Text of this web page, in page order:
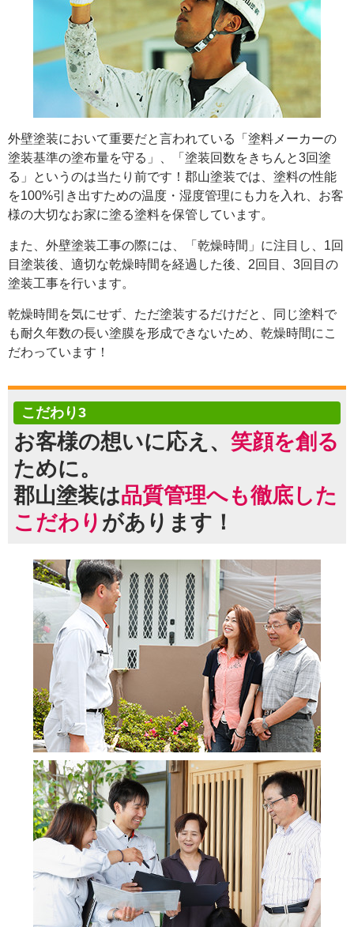
外壁塗装において重要だと言われている「塗料メーカーの
塗装基準の塗布量を守る」、「塗装回数をきちんと3回塗
る」というのは当たり前です！郡山塗装では、塗料の性能
を100%引き出すための温度・湿度管理にも力を入れ、お客
様の大切なお家に塗る塗料を保管しています。
また、外壁塗装工事の際には、「乾燥時間」に注目し、1回
目塗装後、適切な乾燥時間を経過した後、2回目、3回目の
塗装工事を行います。
乾燥時間を気にせず、ただ塗装するだけだと、同じ塗料で
も耐久年数の長い塗膜を形成できないため、乾燥時間にこ
だわっています！
こだわり3
お客様の想いに応え、 笑顔を創る
ために。
郡山塗装は品質管理へも徹底した
こだわり があります！